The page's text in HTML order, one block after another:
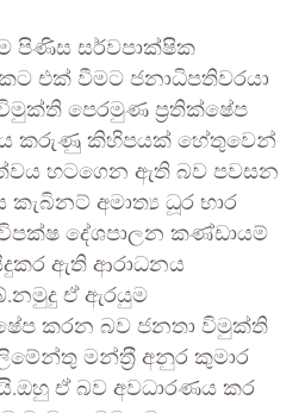
පිණිස සර්වපාක්ෂික
එක් වීමට ජනාධිපතිවරයා
පෙරමුණ ප‍්‍රතික්ෂේප
කරුණු කිහිපයක් හේතුවෙන්
හටගෙන ඇති බව පවසන
අමාත්‍ය ධූර භාර
දේශපාලන කණ්ඩායම්
ඇති ආරාධනය
ඒ ඇරයුම
කරන බව ජනතා විමුක්ති
මන්ත‍්‍රී අනුර කුමාර
ඒ බව අවධාරණය කර